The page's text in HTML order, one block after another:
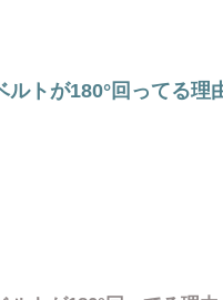
ルトが180°回ってる理